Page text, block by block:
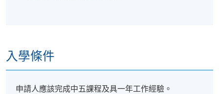
入學條件
申請人應該完成中五課程及具一年工作經驗。